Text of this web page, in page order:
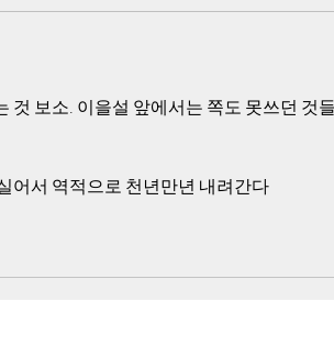
것 보소. 이을설 앞에서는 쪽도 못쓰던 것
어서 역적으로 천년만년 내려간다